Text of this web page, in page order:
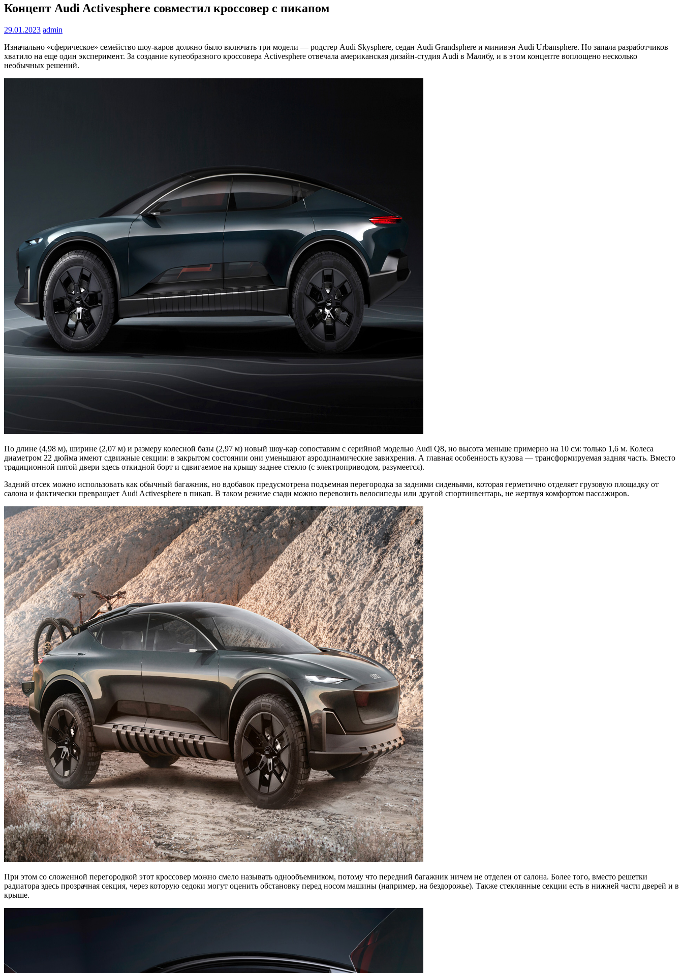
Концепт Audi Activesphere совместил кроссовер с пикапом
29.01.2023 admin
Изначально «сферическое» семейство шоу-каров должно было включать три модели — родстер Audi Skysphere, седан Audi Grandsphere и минивэн Audi Urbansphere. Но запала разработчиков
хватило на еще один эксперимент. За создание купеобразного кроссовера Activesphere отвечала американская дизайн-студия Audi в Малибу, и в этом концепте воплощено несколько
необычных решений.
По длине (4,98 м), ширине (2,07 м) и размеру колесной базы (2,97 м) новый шоу-кар сопоставим с серийной моделью Audi Q8, но высота меньше примерно на 10 см: только 1,6 м. Колеса
диаметром 22 дюйма имеют сдвижные секции: в закрытом состоянии они уменьшают аэродинамические завихрения. А главная особенность кузова — трансформируемая задняя часть. Вместо
традиционной пятой двери здесь откидной борт и сдвигаемое на крышу заднее стекло (с электроприводом, разумеется).
Задний отсек можно использовать как обычный багажник, но вдобавок предусмотрена подъемная перегородка за задними сиденьями, которая герметично отделяет грузовую площадку от
салона и фактически превращает Audi Activesphere в пикап. В таком режиме сзади можно перевозить велосипеды или другой спортинвентарь, не жертвуя комфортом пассажиров.
При этом со сложенной перегородкой этот кроссовер можно смело называть однообъемником, потому что передний багажник ничем не отделен от салона. Более того, вместо решетки
радиатора здесь прозрачная секция, через которую седоки могут оценить обстановку перед носом машины (например, на бездорожье). Также стеклянные секции есть в нижней части дверей и в
крыше.